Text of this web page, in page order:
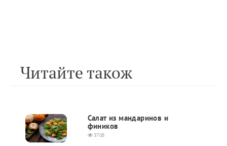
Читайте також
Салат из мандаринов и
фиников
3708